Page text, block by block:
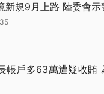
新規9月上路 陸委會示
帳戶多63萬遭疑收賄